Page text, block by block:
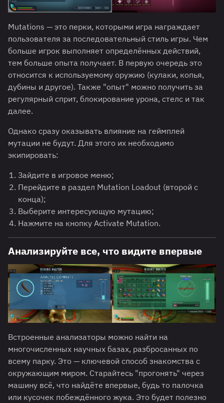
Mutations — это перки, которыми игра награждает
пользователя за последовательный стиль игры. Чем
больше игрок выполняет определённых действий,
тем больше опыта получает. В первую очередь это
относится к используемому оружию (кулаки, копья,
дубины и другое). Также "опыт" можно получить за
регулярный сприт, блокирование урона, стелс и так
далее.
Однако сразу оказывать влияние на геймплей
мутации не будут. Для этого их необходимо
экипировать:
Зайдите в игровое меню;
Перейдите в раздел Mutation Loadout (второй с
конца);
Выберите интересующую мутацию;
Нажмите на кнопку Activate Mutation.
Анализируйте все, что видите впервые
Встроенные анализаторы можно найти на
многочисленных научных базах, разбросанных по
всему парку. Это — ключевой способ знакомства с
окружающим миром. Старайтесь "прогонять" через
машину всё, что найдёте впервые, будь то палочка
или кусочек побеждённого жука. Это будет полезно